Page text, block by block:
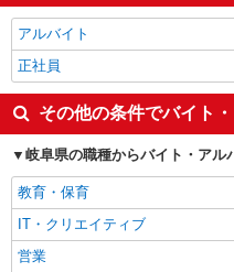
アルバイト
正社員
その他の条件でバイト
岐阜県の職種からバイト・アル
教育・保育
IT・クリエイティブ
営業